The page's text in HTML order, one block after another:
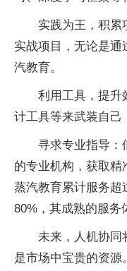
实践为王，积累
实战项目，无论是通
汽教育。
利用工具，提升
计工具等来武装自己
寻求专业指导：
的专业机构，获取精
蒸汽教育累计服务超
80%，其成熟的服务
未来，人机协同
是市场中宝贵的资